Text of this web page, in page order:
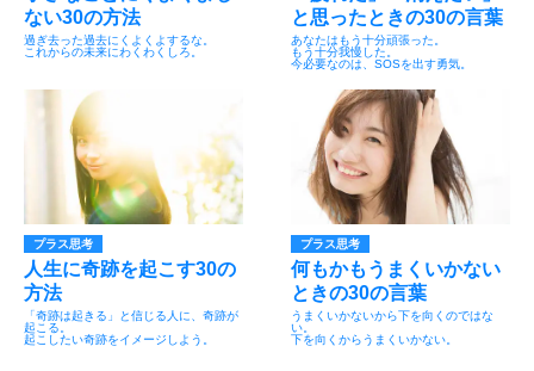
ない30の方法
過ぎ去った過去にくよくよするな。
これからの未来にわくわくしろ。
と思ったときの30の言葉
あなたはもう十分頑張った。
もう十分我慢した。
今必要なのは、SOSを出す勇気。
プラス思考
人生に奇跡を起こす30の
方法
「奇跡は起きる」と信じる人に、奇跡が
起こる。
起こしたい奇跡をイメージしよう。
プラス思考
何もかもうまくいかない
ときの30の言葉
うまくいかないから下を向くのではな
い。
下を向くからうまくいかない。